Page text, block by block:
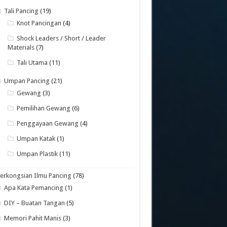
Tali Pancing (19)
Knot Pancingan (4)
Shock Leaders / Short / Leader
Materials(7)
Tali Utama (11)
Umpan Pancing (21)
Gewang (3)
Pemilihan Gewang (6)
Penggayaan Gewang (4)
Umpan Katak (1)
Umpan Plastik (11)
Ilmu Pancing (78)
Apa Kata Pemancing (1)
DIY – Buatan Tangan (5)
Memori Pahit Manis (3)